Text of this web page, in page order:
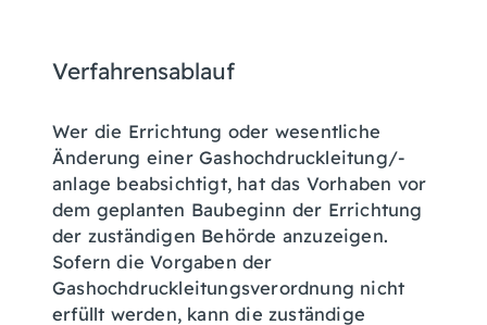
Verfahrensablauf
Wer die Errichtung oder wesentliche
Änderung einer Gashochdruckleitung/-
anlage beabsichtigt, hat das Vorhaben vor
dem geplanten Baubeginn der Errichtung
der zuständigen Behörde anzuzeigen.
Sofern die Vorgaben der
Gashochdruckleitungsverordnung nicht
erfüllt werden, kann die zuständige